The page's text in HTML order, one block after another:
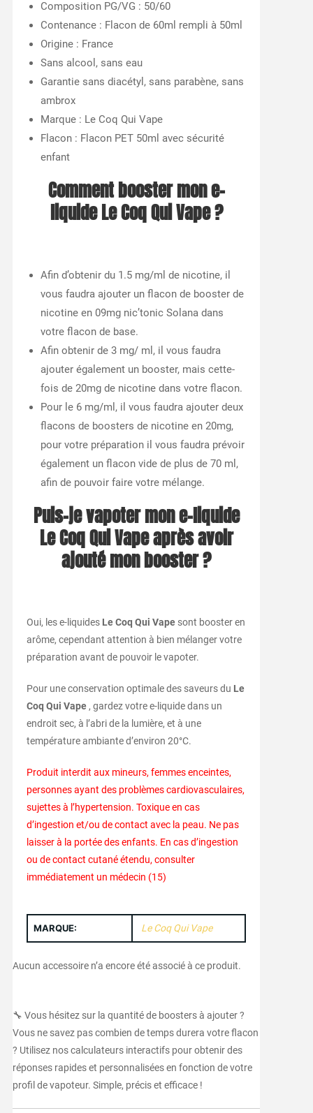
Composition PG/VG : 50/60
Contenance : Flacon de 60ml rempli à 50ml
Origine : France
Sans alcool, sans eau
Garantie sans diacétyl, sans parabène, sans
ambrox
Marque : Le Coq Qui Vape
Flacon : Flacon PET 50ml avec sécurité
enfant
Comment booster mon e-
liquide Le Coq Qui Vape ?
Afin d’obtenir du 1.5 mg/ml de nicotine, il
vous faudra ajouter un flacon de booster de
nicotine en 09mg nic’tonic Solana dans
votre flacon de base.
Afin obtenir de 3 mg/ ml, il vous faudra
ajouter également un booster, mais cette-
fois de 20mg de nicotine dans votre flacon.
Pour le 6 mg/ml, il vous faudra ajouter deux
flacons de boosters de nicotine en 20mg,
pour votre préparation il vous faudra prévoir
également un flacon vide de plus de 70 ml,
afin de pouvoir faire votre mélange.
Puis-je vapoter mon e-liquide
Le Coq Qui Vape après avoir
ajouté mon booster ?
Oui, les e-liquides Le Coq Qui Vapesont booster en
arôme, cependant attention à bien mélanger votre
préparation avant de pouvoir le vapoter.
Pour une conservation optimale des saveurs du Le
Coq Qui Vape, gardez votre e-liquide dans un
endroit sec, à l’abri de la lumière, et à une
température ambiante d’environ 20°C.
Produit interdit aux mineurs, femmes enceintes,
personnes ayant des problèmes cardiovasculaires,
sujettes à l’hypertension. Toxique en cas
d’ingestion et/ou de contact avec la peau. Ne pas
laisser à la portée des enfants. En cas d’ingestion
ou de contact cutané étendu, consulter
immédiatement un médecin (15)
MARQUE: Le Coq Qui Vape
Aucun accessoire n’a encore été associé à ce produit.
🔧 Vous hésitez sur la quantité de boosters à ajouter ?
Vous ne savez pas combien de temps durera votre flacon
? Utilisez nos calculateurs interactifs pour obtenir des
réponses rapides et personnalisées en fonction de votre
profil de vapoteur. Simple, précis et efficace !